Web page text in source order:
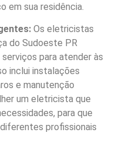
em sua residência.
Os eletricistas
do Sudoeste PR
para atender às
inclui instalações
e manutenção
um eletricista que
para que
profissionais